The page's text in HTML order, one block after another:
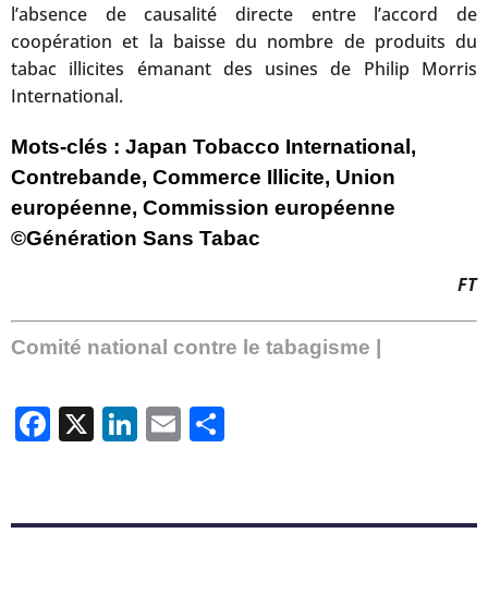
l’absence de causalité directe entre l’accord de
coopération et la baisse du nombre de produits du
tabac illicites émanant des usines de Philip Morris
International.
Mots-clés : Japan Tobacco International,
Contrebande, Commerce Illicite, Union
européenne, Commission européenne
©Génération Sans Tabac
FT
Comité national contre le tabagisme |
Facebook
X LinkedIn
Email